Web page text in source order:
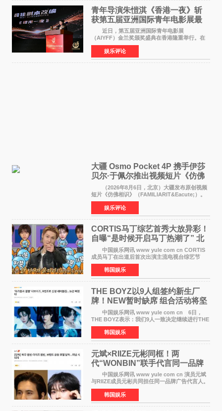
青年导演朱愷淇《香港一夜》斩
获第五届亚洲国际青年电影展最
佳剧本改编奖
近日，第五届亚洲国际青年电影展
（AIYFF）金兰奖颁奖盛典在香港隆重举行。在
这场汇聚数百位海内外电影人、文化界人士及媒
体代表的亚洲青年影视盛会上，香港本土电影
《香港一夜》（Dawn in Ho
娱乐评论
大疆 Osmo Pocket 4P 携手伊莎
贝尔·于佩尔推出视频短片《仿佛
相识》
（2026年8月6日，北京）大疆发布原创视频
短片《仿佛相识》（FAMILIARIT&Eacute;）。
视频短片由戛纳国际电影节最佳女演员伊莎贝尔·
于佩尔（Isabelle Huppert）主演，全程使用大
疆首款双主摄口
娱乐评论
CORTIS马丁综艺首秀大放异彩！
自曝“是时候开启马丁热潮了” 北
美巡演火热进行中
中国娱乐网讯 www yule com cn CORTIS
成员马丁在出道后首次出演主流电视台综艺节
目，展现了多才多艺的魅力。 马丁出演了5日
播出的MBC《Radio Star》Fashion与Passion
之间，I&lsquo;m
韩国娱乐
THE BOYZ以9人组签约新生厂
牌！NEW暂时缺席 组合活动将坚
定不移继续
中国娱乐网讯 www yule com cn 6日，
THE BOYZ表示：我们9人一致决定继续进行THE
BOYZ组合活动，并且已经完成了组合团体活动
签约。目前正在新生厂牌下进行活动准备。尚未
离开THE BOYZ原所
韩国娱乐
元斌×RIIZE元彬同框！两
代“WONBIN”联手代言同一品牌
颜值天花板合体
中国娱乐网讯 www yule com cn 演员元斌
与RIIZE成员元彬共同担任同一品牌广告代言人。
6日据独家报道，继演员元斌之后，RIIZE元彬最
近也被选为某在线中介平台A公司的共同广告代言
人，两人将作
韩国娱乐